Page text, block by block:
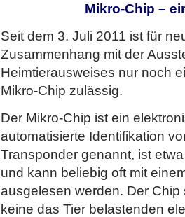
Mikro-Chip –
Seit dem 3. Juli 2011 ist für
Zusammenhang mit der
Heimtierausweises nur noch
Mikro-Chip zulässig.
Der Mikro-Chip ist ein
automatisierte Identifikation
Transponder genannt, ist
und kann beliebig oft mit
ausgelesen werden. Der
keine das Tier belastenden